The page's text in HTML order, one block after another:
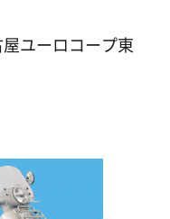
ユーロコープ東